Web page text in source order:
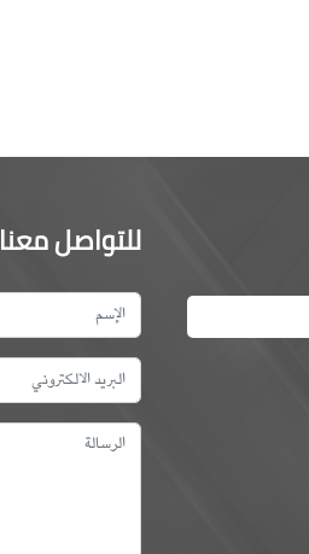
للتواصل معنا